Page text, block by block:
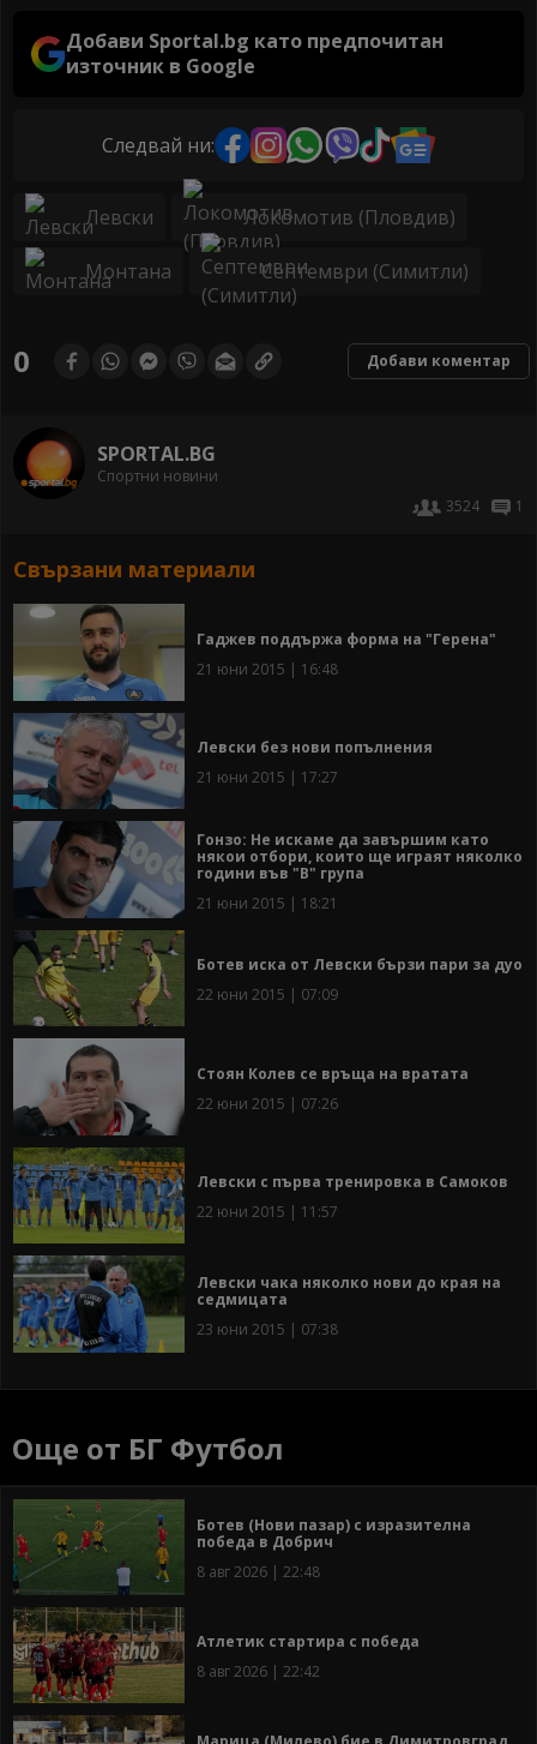
Добави Sportal.bg като предпочитан
източник в Google
Следвай ни:
Левски Локомотив (Пловдив)
Монтана Септември (Симитли)
0 Добави коментар
SPORTAL.BG
Спортни новини
3524
1
Свързани материали
Гаджев поддържа форма на "Герена"
21 юни 2015 | 16:48
Левски без нови попълнения
21 юни 2015 | 17:27
Гонзо: Не искаме да завършим като
някои отбори, които ще играят няколко
години във "В" група
21 юни 2015 | 18:21
Ботев иска от Левски бързи пари за дуо
22 юни 2015 | 07:09
Стоян Колев се връща на вратата
22 юни 2015 | 07:26
Левски с първа тренировка в Самоков
22 юни 2015 | 11:57
Левски чака няколко нови до края на
седмицата
23 юни 2015 | 07:38
Още от БГ Футбол
Ботев (Нови пазар) с изразителна
победа в Добрич
8 авг 2026 | 22:48
Атлетик стартира с победа
8 авг 2026 | 22:42